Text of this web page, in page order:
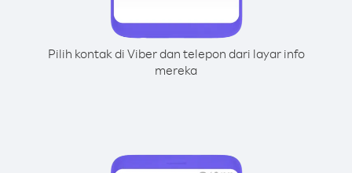
Pilih kontak di Viber dan telepon dari layar info
mereka